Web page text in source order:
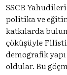
SSCB
politika ve
katkılarda
çöküşüyle
demografik
oldular. Bu